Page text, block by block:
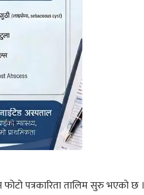
पत्रकारिता तालिम सुरु भएको छ ।